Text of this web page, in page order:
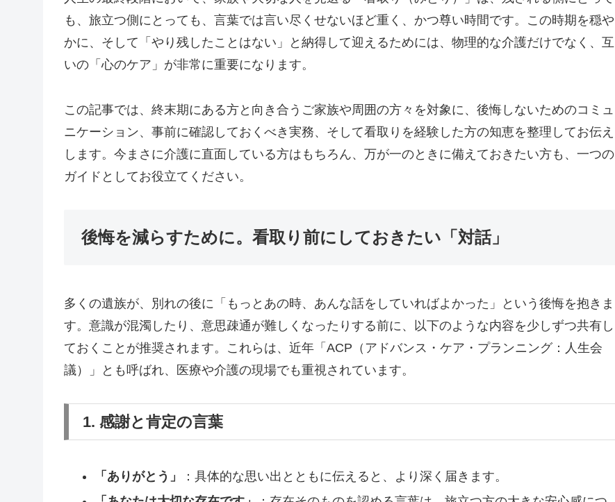
も、旅立つ側にとっても、言葉では言い尽くせないほど重く、かつ尊い時間です。この時期を穏や
かに、そして「やり残したことはない」と納得して迎えるためには、物理的な介護だけでなく、互
いの「心のケア」が非常に重要になります。
この記事では、終末期にある方と向き合うご家族や周囲の方々を対象に、後悔しないためのコミュ
ニケーション、事前に確認しておくべき実務、そして看取りを経験した方の知恵を整理してお伝え
します。今まさに介護に直面している方はもちろん、万が一のときに備えておきたい方も、一つの
ガイドとしてお役立てください。
後悔を減らすために。看取り前にしておきたい「対話」
多くの遺族が、別れの後に「もっとあの時、あんな話をしていればよかった」という後悔を抱きま
す。意識が混濁したり、意思疎通が難しくなったりする前に、以下のような内容を少しずつ共有し
ておくことが推奨されます。これらは、近年「ACP（アドバンス・ケア・プランニング：人生会
議）」とも呼ばれ、医療や介護の現場でも重視されています。
1. 感謝と肯定の言葉
「ありがとう」
：具体的な思い出とともに伝えると、より深く届きます。